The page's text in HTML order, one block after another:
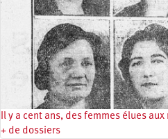
Il y a cent ans, des femmes élues
+ de dossiers